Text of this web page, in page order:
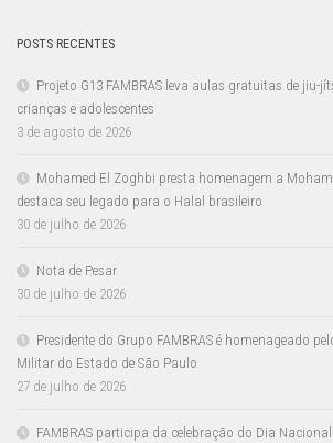
POSTS RECENTES
Projeto G13 FAMBRAS leva aulas gratuitas de jiu-
crianças e adolescentes
3 de agosto de 2026
Mohamed El Zoghbi presta homenagem a
destaca seu legado para o Halal brasileiro
30 de julho de 2026
Nota de Pesar
30 de julho de 2026
Presidente do Grupo FAMBRAS é homenageado
Militar do Estado de São Paulo
27 de julho de 2026
FAMBRAS participa da celebração do Dia